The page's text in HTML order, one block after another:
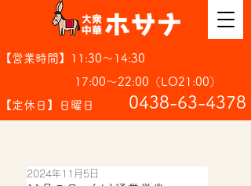
【営業時間】11:30～14:30
17:00～22:00（LO21:00）
【定休日】日曜日
​0438-63-4378
2024年11月5日